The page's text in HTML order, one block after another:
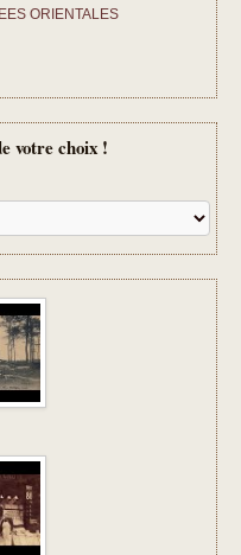
ORIENTALES
votre choix !